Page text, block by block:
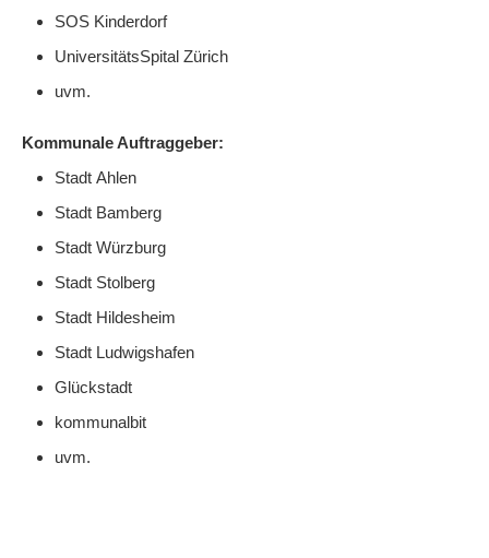
SOS Kinderdorf
UniversitätsSpital Zürich
uvm.
Kommunale Auftraggeber:
Stadt Ahlen
Stadt Bamberg
Stadt Würzburg
Stadt Stolberg
Stadt Hildesheim
Stadt Ludwigshafen
Glückstadt
kommunalbit
uvm.